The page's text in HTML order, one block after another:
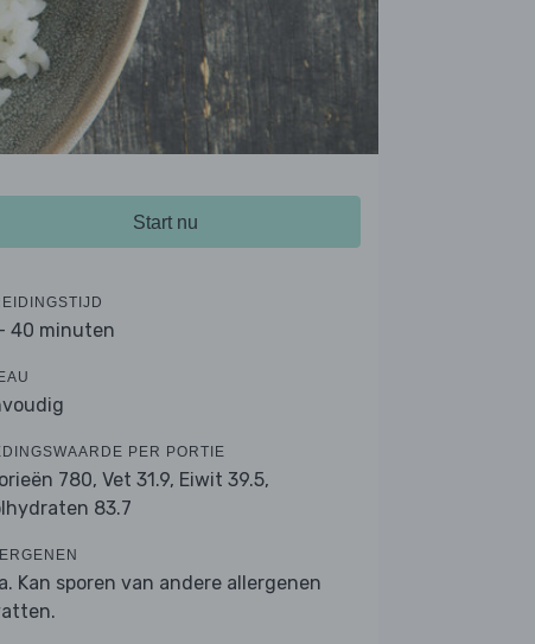
Start nu
40 minuten
PER PORTIE
780, Vet 31.9, Eiwit 39.5,
83.7
Kan sporen van andere allergenen